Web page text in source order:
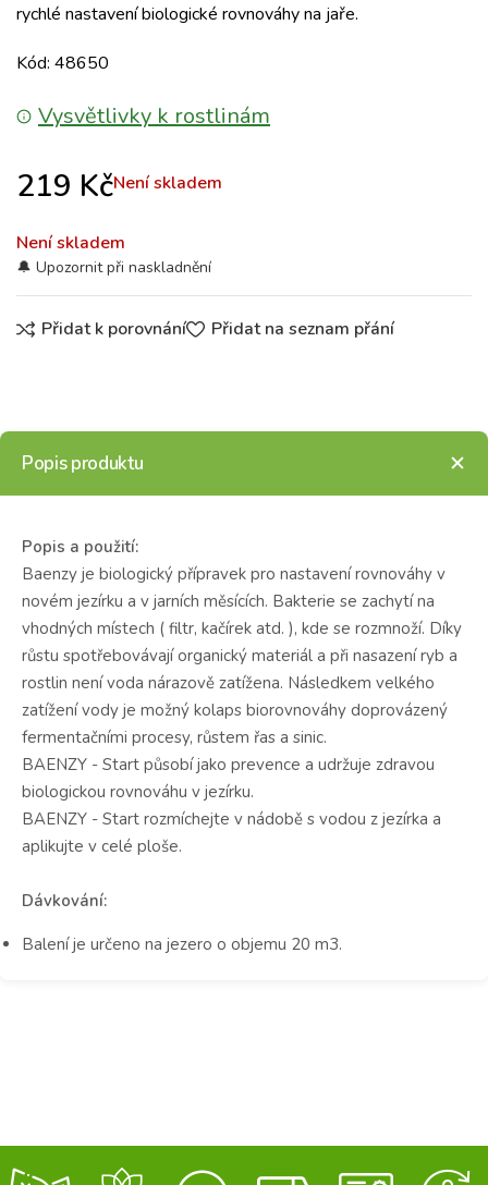
rychlé nastavení biologické rovnováhy na jaře.
Kód: 48650
Vysvětlivky k rostlinám
219 KčNení skladem
Není skladem
Přidat k porovnání Přidat na seznam přání
Popis produktu
Popis a použití:
Baenzy je biologický přípravek pro nastavení rovnováhy v
novém jezírku a v jarních měsících. Bakterie se zachytí na
vhodných místech ( filtr, kačírek atd. ), kde se rozmnoží. Díky
růstu spotřebovávají organický materiál a při nasazení ryb a
rostlin není voda nárazově zatížena. Následkem velkého
zatížení vody je možný kolaps biorovnováhy doprovázený
fermentačními procesy, růstem řas a sinic.
BAENZY - Start působí jako prevence a udržuje zdravou
biologickou rovnováhu v jezírku.
BAENZY - Start rozmíchejte v nádobě s vodou z jezírka a
aplikujte v celé ploše.
Dávkování:
Balení je určeno na jezero o objemu 20 m3.